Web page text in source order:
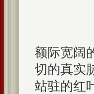
额际宽阔
切的真实
站驻的红